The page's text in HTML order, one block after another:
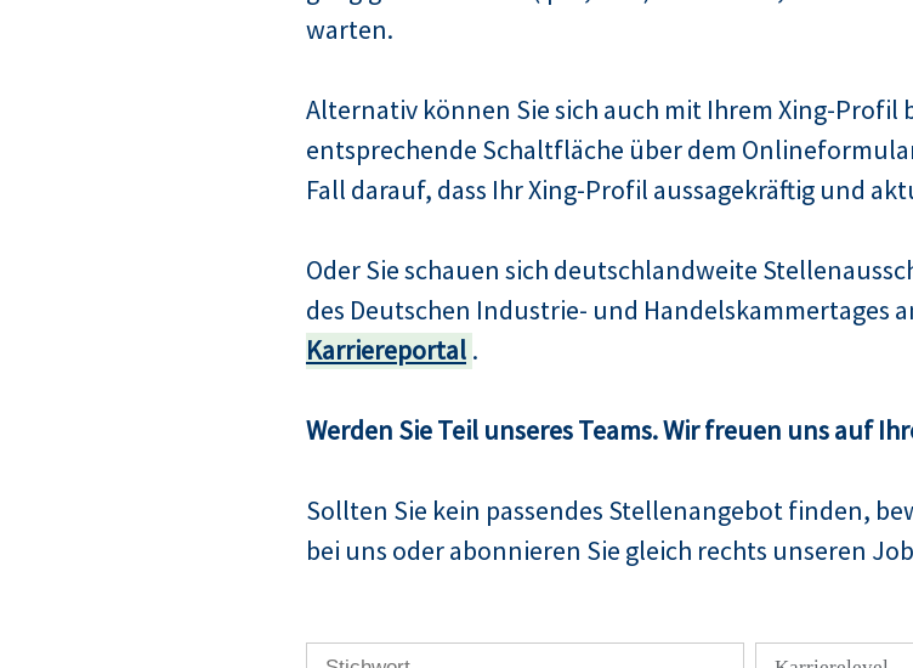
warten.
Alternativ können Sie sich auch mit Ihrem Xing-Profil
entsprechende Schaltfläche über dem
Fall darauf, dass Ihr Xing-Profil aussagekräftig und
Oder Sie schauen sich deutschlandweite
des Deutschen Industrie- und Handelskammertages
Karriereportal .
Werden Sie Teil unseres Teams. Wir freuen uns auf
Sollten Sie kein passendes Stellenangebot finden,
bei uns oder abonnieren Sie gleich rechts unseren